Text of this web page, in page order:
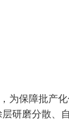
为保障批产
研磨分散、